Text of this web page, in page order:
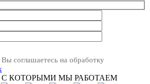
соглашаетесь на обработку
С КОТОРЫМИ МЫ РАБОТАЕМ